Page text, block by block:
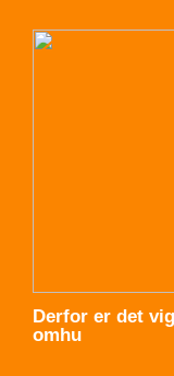
Derfor er det
omhu